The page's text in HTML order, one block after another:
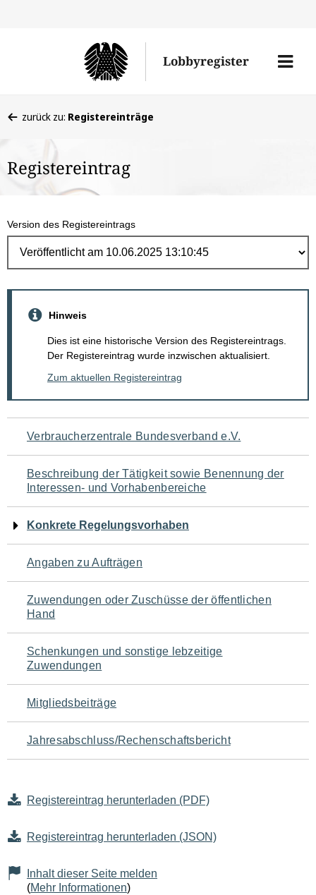
Lobbyregister
Menü
befinden
hier:
zurück zu: Registereinträge
Registereintrag
Version des Registereintrags
Hinweis
Dies ist eine historische Version des Registereintrags.
Der Registereintrag wurde inzwischen aktualisiert.
Zum aktuellen Registereintrag
Navigation
für
den
Seiteninhalt
Verbraucherzentrale Bundesverband e.V.
Beschreibung der Tätigkeit sowie Benennung der
Interessen- und Vorhabenbereiche
Konkrete Regelungsvorhaben
Angaben zu Aufträgen
Zuwendungen oder Zuschüsse der öffentlichen
Hand
Schenkungen und sonstige lebzeitige
Zuwendungen
Mitgliedsbeiträge
Jahresabschluss/Rechenschaftsbericht
Registereintrag herunterladen (PDF)
Registereintrag herunterladen (JSON)
Inhalt dieser Seite melden
(Mehr Informationen)